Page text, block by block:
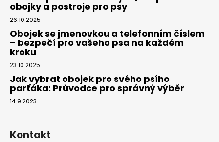
obojky a postroje pro psy
26.10.2025
Obojek se jmenovkou a telefonním číslem
– bezpečí pro vašeho psa na každém
kroku
23.10.2025
Jak vybrat obojek pro svého psího
parťáka: Průvodce pro správný výběr
14.9.2023
Kontakt